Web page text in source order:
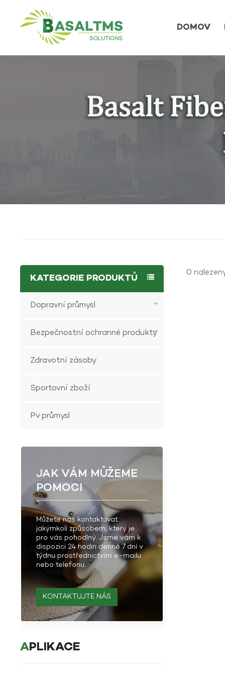
DOMOV
0
KATEGORIE PRODUKTŮ
Dopravní průmysl
Bezpečnostní ochranné produkty
Zdravotní zásoby
Sportovní zboží
Pv průmysl
JAK VÁM MŮŽEME
POMOCI
Můžete nás kontaktovat
jakýmkoli způsobem, který je
pro vás pohodlný. Jsme vám k
dispozici 24 hodin denně 7 dní v
týdnu prostřednictvím e-mailu
nebo telefonu.
KONTAKTUJTE NÁS
APLIKACE